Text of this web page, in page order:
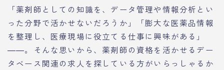
「薬剤師としての知識を、データ管理や情報分析とい
った分野で活かせないだろうか」「膨大な医薬品情報
を整理し、医療現場に役立てる仕事に興味がある」
――。そんな思いから、薬剤師の資格を活かせるデー
タベース関連の求人を探している方がいらっしゃるか